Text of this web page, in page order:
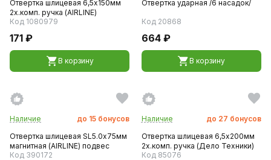
Отвертка шлицевая 6,5х150мм
2х.комп. ручка (AIRLINE)
Код 1080979
171 ₽
В корзину
Отвертка ударная /6 насадок/
Код 20868
664 ₽
В корзину
Наличие до 15 бонусов
Отвертка шлицевая SL5.0х75мм
магнитная (AIRLINE) подвес
Код 390172
Наличие до 27 бонусов
Отвертка шлицевая 6,5х200мм
2х.комп. ручка (Дело Техники)
Код 85076